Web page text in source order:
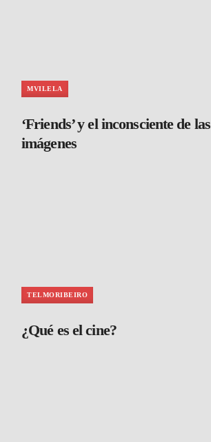
MVILELA
‘Friends’ y el inconsciente de las
imágenes
TELMORIBEIRO
¿Qué es el cine?